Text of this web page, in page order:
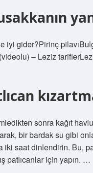
iyi gider?Pirinç
– Leziz
sonra kağıt
bir bardak su gibi
iki saat dinlendirin. Bu,
patlıcanlar için yapın. …